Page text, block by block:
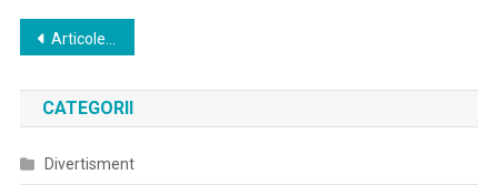
Navigare
în
articole
Articole mai vechi
CATEGORII
Divertisment